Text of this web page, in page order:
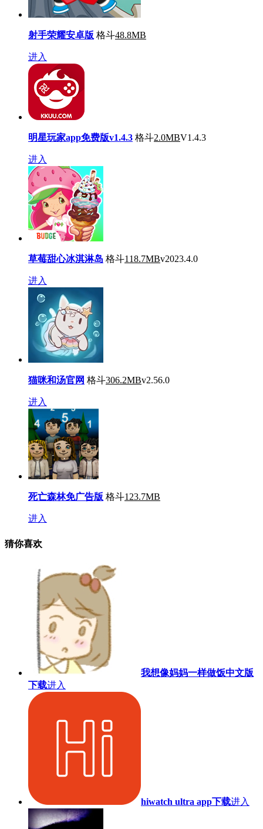
射手荣耀安卓版 格斗48.8MB
进入
明星玩家app免费版v1.4.3 格斗2.0MBV1.4.3
进入
草莓甜心冰淇淋岛 格斗118.7MBv2023.4.0
进入
猫咪和汤官网 格斗306.2MBv2.56.0
进入
死亡森林免广告版 格斗123.7MB
进入
猜你喜欢
我想像妈妈一样做饭中文版
下载进入
hiwatch ultra app下载进入